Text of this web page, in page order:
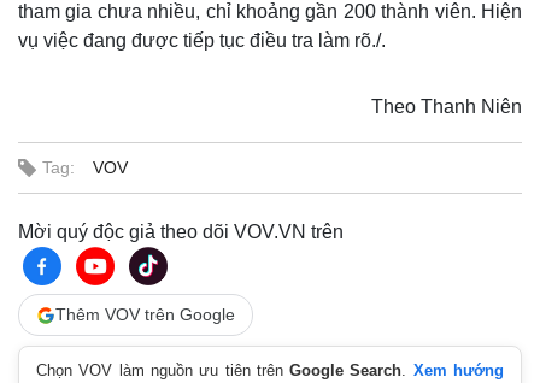
tham gia chưa nhiều, chỉ khoảng gần 200 thành viên. Hiện
vụ việc đang được tiếp tục điều tra làm rõ./.
Theo Thanh Niên
Tag: VOV
Mời quý độc giả theo dõi VOV.VN trên
Thêm VOV trên Google
Chọn VOV làm nguồn ưu tiên trênGoogle Search. Xem hướng